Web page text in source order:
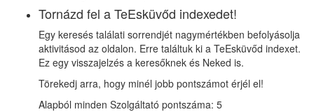
Tornázd fel a TeEsküvőd indexedet!
Egy keresés találati sorrendjét nagymértékben befolyásolja
aktivitásod az oldalon. Erre találtuk ki a TeEsküvőd indexet.
Ez egy visszajelzés a keresőknek és Neked is.
Törekedj arra, hogy minél jobb pontszámot érjél el!
Alapból minden Szolgáltató pontszáma: 5